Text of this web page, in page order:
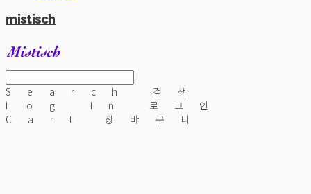
mistisch
Search
검색
Log In
로그인
Cart
장바구니